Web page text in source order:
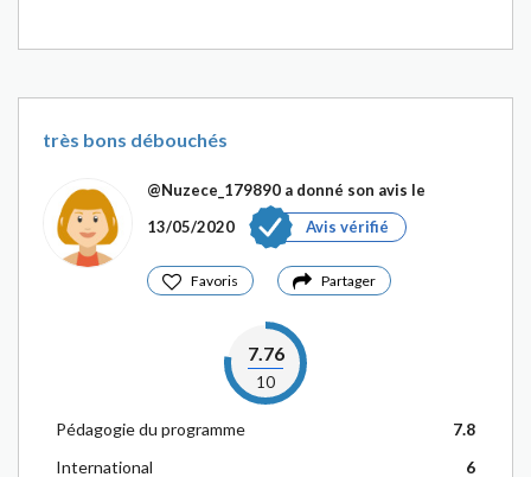
très bons débouchés
@Nuzece_179890 a donné son avis le
13/05/2020
Avis vérifié
Favoris Partager
7.76
10
Pédagogie du programme
7.8
International
6